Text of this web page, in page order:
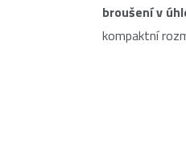
broušení v
kompaktní